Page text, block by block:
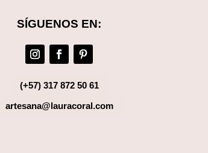
SÍGUENOS EN:
(+57) 317 872 50 61
artesana@lauracoral.com